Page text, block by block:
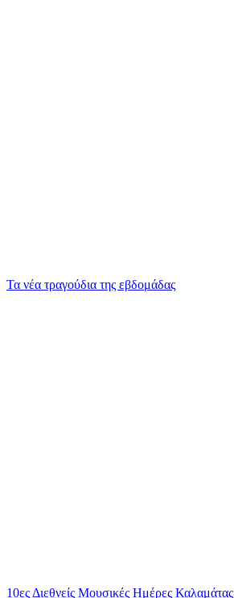
Τα νέα τραγούδια της εβδομάδας
10ες Διεθνείς Μουσικές Ημέρες Καλαμάτας